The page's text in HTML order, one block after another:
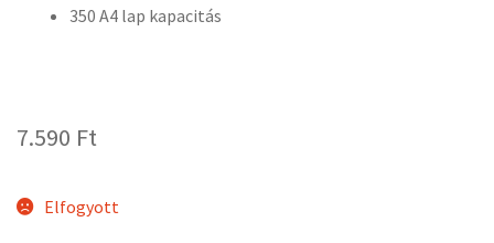
350 A4 lap kapacitás
7.590 Ft
Elfogyott